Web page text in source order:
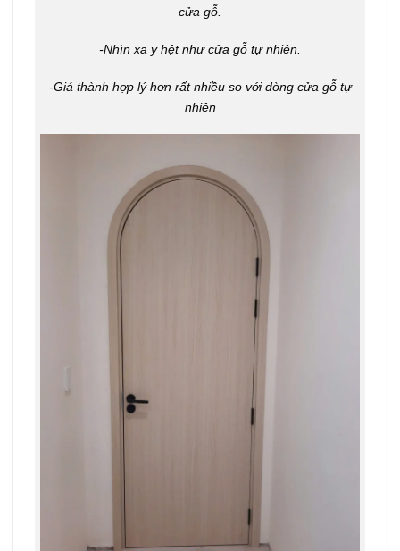
cửa gỗ.
-Nhìn xa y hệt như cửa gỗ tự nhiên.
-Giá thành hợp lý hơn rất nhiều so với dòng cửa gỗ tự
nhiên